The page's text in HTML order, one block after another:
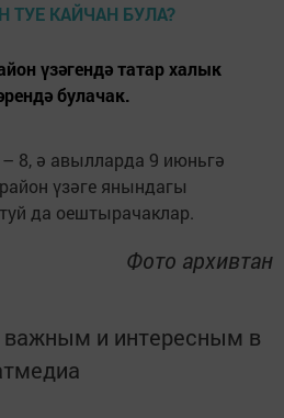
үзәгендә татар халык
булачак.
8, ә авылларда 9 июньгә
үзәге янындагы
да оештырачаклар.
Фото архивтан
и интересным в